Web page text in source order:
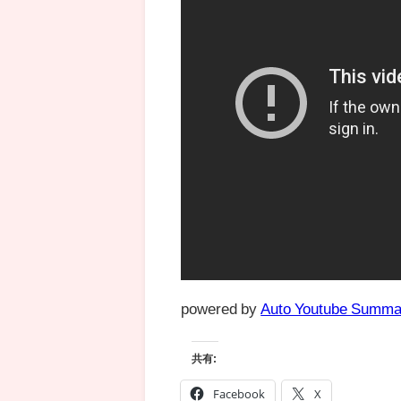
powered by Auto Youtube
共有:
Facebook X